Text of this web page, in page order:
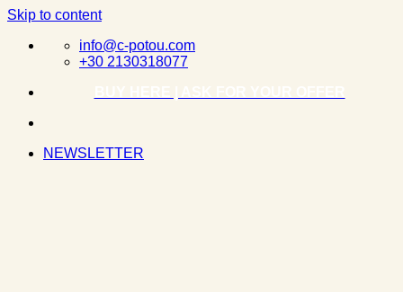
Skip to content
info@c-potou.com
+30 2130318077
NEWSLETTER